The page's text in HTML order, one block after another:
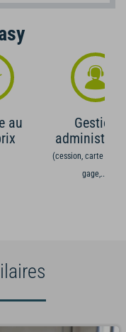
au
Gestion
(cession, carte grise,
gage,...)